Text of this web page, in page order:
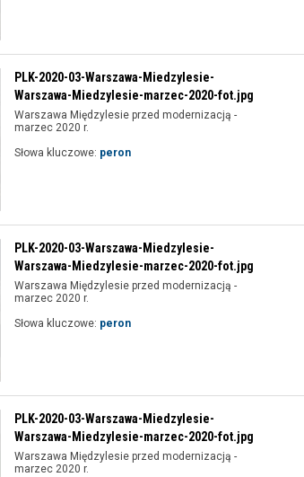
PLK-2020-03-Warszawa-Miedzylesie-
Warszawa-Miedzylesie-marzec-2020-fot.jpg
Warszawa Międzylesie przed modernizacją -
marzec 2020 r.
Słowa kluczowe: peron
PLK-2020-03-Warszawa-Miedzylesie-
Warszawa-Miedzylesie-marzec-2020-fot.jpg
Warszawa Międzylesie przed modernizacją -
marzec 2020 r.
Słowa kluczowe: peron
PLK-2020-03-Warszawa-Miedzylesie-
Warszawa-Miedzylesie-marzec-2020-fot.jpg
Warszawa Międzylesie przed modernizacją -
marzec 2020 r.